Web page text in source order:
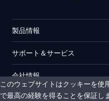
製品情報
サポート＆サービス
会社情報
このウェブサイトはクッキーを使
で最高の経験を得ることを保証し